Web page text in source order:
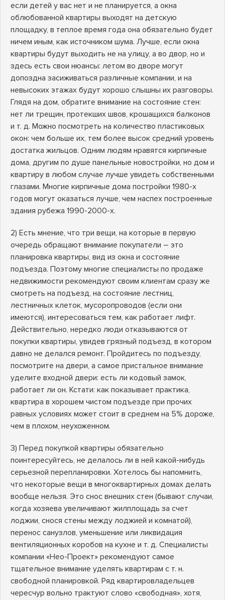
если детей у вас нет и не планируется, а окна
облюбованной квартиры выходят на детскую
площадку, в теплое время года она обязательно будет
ничем иным, как источником шума. Лучше, если окна
квартиры будут выходить не на улицу, а во двор, но и
здесь есть свои нюансы: летом во дворе могут
допоздна засиживаться различные компании, и на
невысоких этажах будут хорошо слышны их разговоры.
Глядя на дом, обратите внимание на состояние стен:
нет ли трещин, протекших швов, крошащихся балконов
и т. д. Можно посмотреть на количество пластиковых
окон: чем больше их, тем более высок средний уровень
достатка жильцов. Одним людям нравятся кирпичные
дома, другим по душе панельные новостройки, но дом и
квартиру в любом случае лучше увидеть собственными
глазами. Многие кирпичные дома постройки 1980-х
годов могут оказаться лучше, чем наспех построенные
здания рубежа 1990-2000-х.
2) Есть мнение, что три вещи, на которые в первую
очередь обращают внимание покупатели – это
планировка квартиры, вид из окна и состояние
подъезда. Поэтому многие специалисты по продаже
недвижимости рекомендуют своим клиентам сразу же
смотреть на подъезд, на состояние лестниц,
лестничных клеток, мусоропроводов (если они
имеются), интересоваться тем, как работает лифт.
Действительно, нередко люди отказываются от
покупки квартиры, увидев грязный подъезд, в котором
давно не делался ремонт. Пройдитесь по подъезду,
посмотрите на двери, а самое пристальное внимание
уделите входной двери: есть ли кодовый замок,
работает ли он. Кстати: как показывает практика,
квартира в хорошем чистом подъезде при прочих
равных условиях может стоит в среднем на 5% дороже,
чем в плохом, неухоженном.
3) Перед покупкой квартиры обязательно
поинтересуйтесь, не делалось ли в ней какой-нибудь
серьезной перепланировки. Хотелось бы напомнить,
что некоторые вещи в многоквартирных домах делать
вообще нельзя. Это снос внешних стен (бывают случаи,
когда хозяева увеличивают жилплощадь за счет
лоджии, снося стены между лоджией и комнатой),
перенос санузлов, уменьшение или ликвидация
вентиляционных коробов на кухне и т. д. Специалисты
компании «Нео-Проект» рекомендуют самое
тщательное внимание уделять квартирам с т. н.
свободной планировкой. Ряд квартировладельцев
чересчур вольно трактуют слово «свободная», хотя,